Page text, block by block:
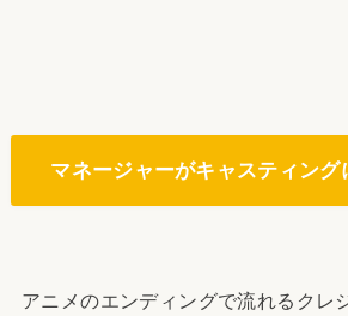
マネージャーがキャスティング
アニメのエンディングで流れるクレ